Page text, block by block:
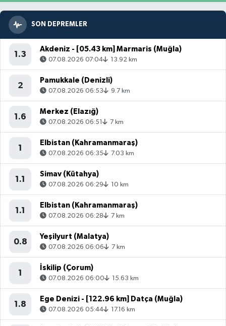
SON DEPREMLER
1.3
Akdeniz - [05.43 km] Marmaris (Muğla)
07.08.2026 07:04 13.92 km
2
Pamukkale (Denizli)
07.08.2026 06:53 9.7 km
1.6
Merkez (Elazığ)
07.08.2026 06:51 7 km
1
Elbistan (Kahramanmaraş)
07.08.2026 06:35 7.03 km
1.1
Simav (Kütahya)
07.08.2026 06:29 10 km
1.1
Elbistan (Kahramanmaraş)
07.08.2026 06:28 7 km
0.8
Yeşilyurt (Malatya)
07.08.2026 06:06 7 km
1
İskilip (Çorum)
07.08.2026 06:00 15.63 km
1.8
Ege Denizi - [122.96 km] Datça (Muğla)
07.08.2026 05:44 17.16 km